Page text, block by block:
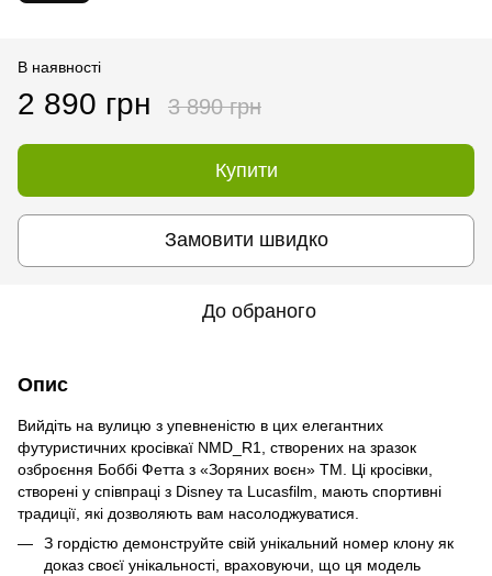
В наявності
2 890 грн 3 890 грн
Купити
Замовити швидко
До обраного
Опис
Вийдіть на вулицю з упевненістю в цих елегантних
футуристичних кросівкаї NMD_R1, створених на зразок
озброєння Боббі Фетта з «Зоряних воєн» TM. Ці кросівки,
створені у співпраці з Disney та Lucasfilm, мають спортивні
традиції, які дозволяють вам насолоджуватися.
З гордістю демонструйте свій унікальний номер клону як
доказ своєї унікальності, враховуючи, що ця модель